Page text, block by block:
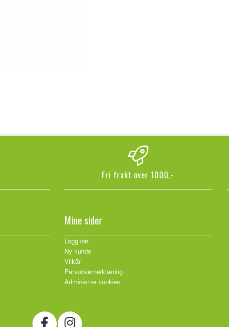
Fri frakt over 1000,-
Mine sider
Logg inn
Ny kunde
Vilkår
Personvernerklæring
Administrer cookies